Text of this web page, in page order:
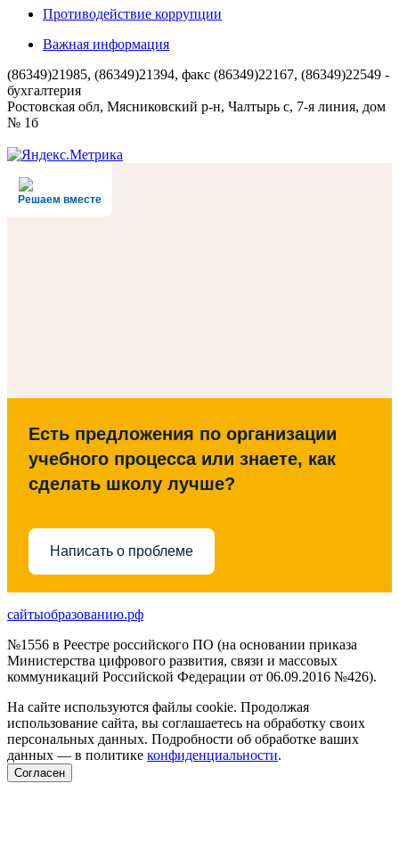
Противодействие коррупции
Важная информация
(86349)21985, (86349)21394, факс (86349)22167, (86349)22549 -
бухгалтерия
Ростовская обл, Мясниковский р-н, Чалтырь с, 7-я линия, дом
№ 1б
Решаем вместе
Есть предложения по организации
учебного процесса или знаете, как
сделать школу лучше?
Написать о проблеме
сайтыобразованию.рф
№1556 в Реестре российского ПО (на основании приказа
Министерства цифрового развития, связи и массовых
коммуникаций Российской Федерации от 06.09.2016 №426).
На сайте используются файлы cookie. Продолжая
использование сайта, вы соглашаетесь на обработку своих
персональных данных. Подробности об обработке ваших
данных — в политике конфиденциальности.
Согласен